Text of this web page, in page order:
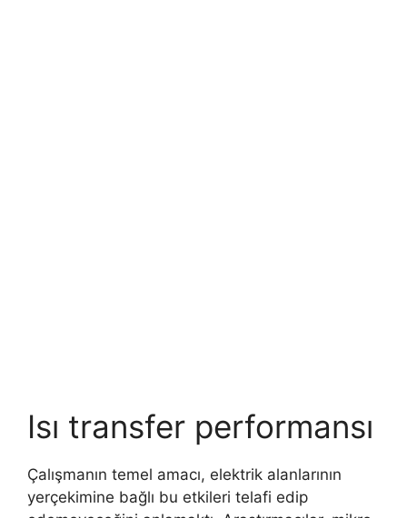
Isı transfer performansı
Çalışmanın temel amacı, elektrik alanlarının
yerçekimine bağlı bu etkileri telafi edip